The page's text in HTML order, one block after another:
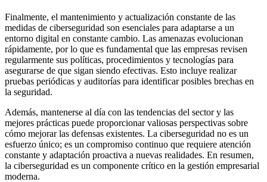
Finalmente, el mantenimiento y actualización constante de las
medidas de ciberseguridad son esenciales para adaptarse a un
entorno digital en constante cambio. Las amenazas evolucionan
rápidamente, por lo que es fundamental que las empresas revisen
regularmente sus políticas, procedimientos y tecnologías para
asegurarse de que sigan siendo efectivas. Esto incluye realizar
pruebas periódicas y auditorías para identificar posibles brechas en
la seguridad.
Además, mantenerse al día con las tendencias del sector y las
mejores prácticas puede proporcionar valiosas perspectivas sobre
cómo mejorar las defensas existentes. La ciberseguridad no es un
esfuerzo único; es un compromiso continuo que requiere atención
constante y adaptación proactiva a nuevas realidades. En resumen,
la ciberseguridad es un componente crítico en la gestión empresarial
moderna.